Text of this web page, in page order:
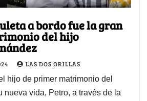
a bordo fue la gran
del hijo
LAS DOS ORILLAS
hijo de primer matrimonio del
nueva vida, Petro, a través de la